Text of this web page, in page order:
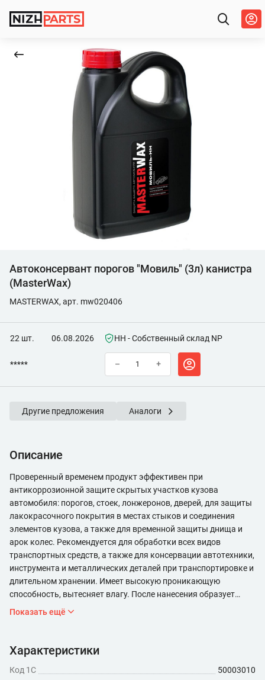
Автоконсервант порогов "Мовиль" (3л) канистра
(MasterWax)
MASTERWAX, арт. mw020406
22 шт. 06.08.2026 НН - Собственный склад NP
***** – +
Другие предложения Аналоги
Описание
Проверенный временем продукт эффективен при
антикоррозионной защите скрытых участков кузова
автомобиля: порогов, стоек, лонжеронов, дверей, для защиты
лакокрасочного покрытия в местах стыков и соединения
элементов кузова, а также для временной защиты днища и
арок колес. Рекомендуется для обработки всех видов
транспортных средств, а также для консервации автотехники,
инструмента и металлических деталей при транспортировке и
длительном хранении. Имеет высокую проникающую
способность, вытесняет влагу. После нанесения образует
равномерную воскообразную пленку, способную
распылительным соплом , что позволяет более качественно
обработать скрытые полости.
Показать ещё
Характеристики
Код 1С
50003010